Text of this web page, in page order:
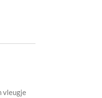
vleugje